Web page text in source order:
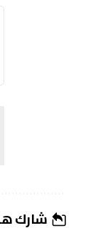
شارك